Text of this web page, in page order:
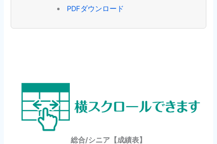
PDFダウンロード
総合/シニア 【成績表】